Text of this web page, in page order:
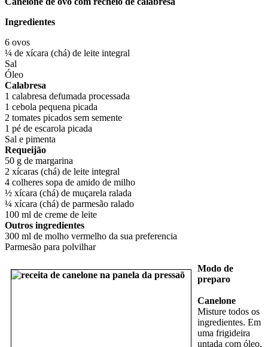
Ingredientes
6 ovos
¼ de xícara (chá) de leite integral
Sal
Óleo
Calabresa
1 calabresa defumada processada
1 cebola pequena picada
2 tomates picados sem semente
1 pé de escarola picada
Sal e pimenta
Requeijão
50 g de margarina
2 xícaras (chá) de leite integral
4 colheres sopa de amido de milho
½ xícara (chá) de muçarela ralada
¼ xícara (chá) de parmesão ralado
100 ml de creme de leite
Outros ingredientes
300 ml de molho vermelho da sua preferencia
Parmesão para polvilhar
Modo de
preparo
Canelone
Misture todos os
ingredientes. Em
uma frigideira
untada com óleo,